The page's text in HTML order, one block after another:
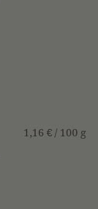
1,16 € / 100 g